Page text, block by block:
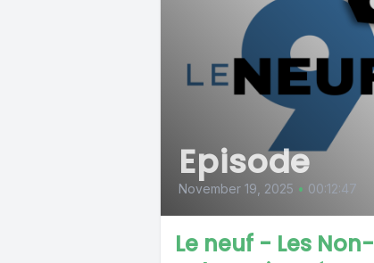
Episode
November 19, 2025 • 00:12:47
Le neuf - Les Non-